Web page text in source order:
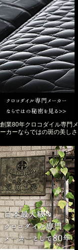
創業80年クロコダイル専門メ
ーカーならではの斑の美しさ